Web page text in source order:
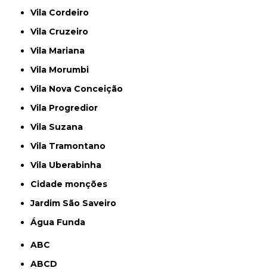
Vila Cordeiro
Vila Cruzeiro
Vila Mariana
Vila Morumbi
Vila Nova Conceição
Vila Progredior
Vila Suzana
Vila Tramontano
Vila Uberabinha
cidade monções
jardim São Saveiro
Água Funda
ABC
ABCD